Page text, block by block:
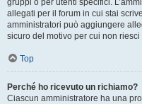
gruppi o per utenti specifici.
allegati per il forum in cui stai
amministratori può aggiungere
sicuro del motivo per cui non
Top
Perché ho ricevuto un richiamo?
Ciascun amministratore ha una